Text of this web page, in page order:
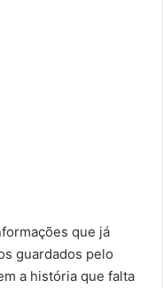
que já
guardados pelo
a história que falta